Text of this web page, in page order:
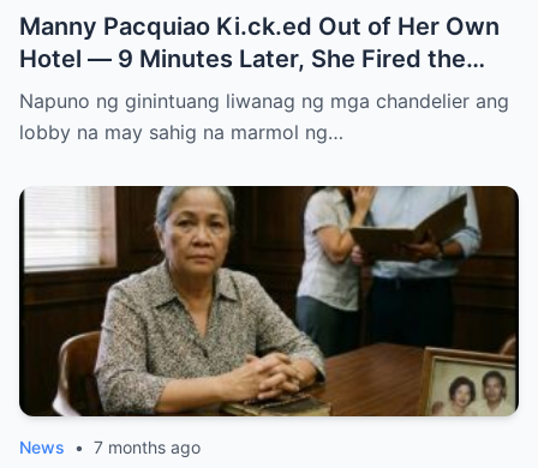
Manny Pacquiao Ki.ck.ed Out of Her Own
Hotel — 9 Minutes Later, She Fired the
Entire Staff…..
Napuno ng ginintuang liwanag ng mga chandelier ang
lobby na may sahig na marmol ng…
News • 7 months ago